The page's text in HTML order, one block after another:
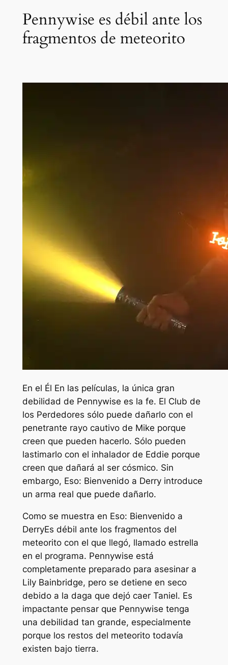
Pennywise es débil ante los
fragmentos de meteorito
En el Él En las películas, la única gran
debilidad de Pennywise es la fe. El Club de
los Perdedores sólo puede dañarlo con el
penetrante rayo cautivo de Mike porque
creen que pueden hacerlo. Sólo pueden
lastimarlo con el inhalador de Eddie porque
creen que dañará al ser cósmico. Sin
embargo, Eso: Bienvenido a Derry introduce
un arma real que puede dañarlo.
Como se muestra en Eso: Bienvenido a
DerryEs débil ante los fragmentos del
meteorito con el que llegó, llamado estrella
en el programa. Pennywise está
completamente preparado para asesinar a
Lily Bainbridge, pero se detiene en seco
debido a la daga que dejó caer Taniel. Es
impactante pensar que Pennywise tenga
una debilidad tan grande, especialmente
porque los restos del meteorito todavía
existen bajo tierra.